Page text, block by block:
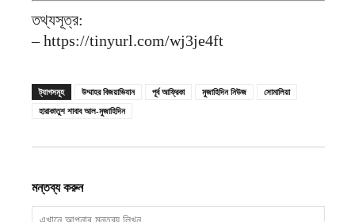
তথ্যসূত্র:
– https://tinyurl.com/wj3je4ft
ট্যাগসমূহ উম্মাহর বিজয়াভিযান পূর্ব আফ্রিকা মুজাহিদিন নিউজ
সোমালিয়া
হারাকাতুশ শাবাব আল-মুজাহিদিন
মন্তব্য করুন